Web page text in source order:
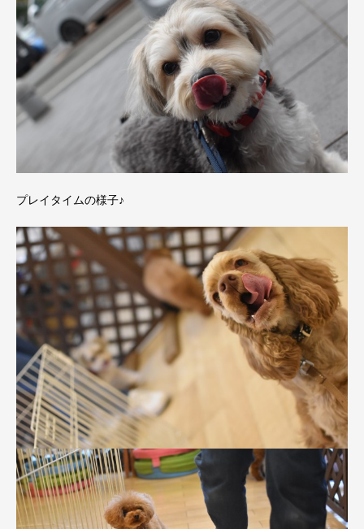
プレイタイムの様子♪